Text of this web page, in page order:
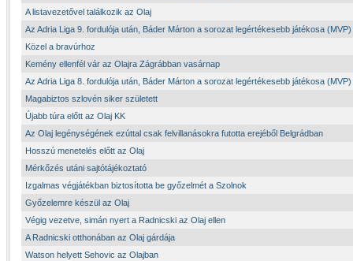
A listavezetővel találkozik az Olaj
Az Adria Liga 9. fordulója után, Báder Márton a sorozat legértékesebb játékosa (MVP)
Közel a bravúrhoz
Kemény ellenfél vár az Olajra Zágrábban vasárnap
Az Adria Liga 8. fordulója után, Báder Márton a sorozat legértékesebb játékosa (MVP)
Magabiztos szlovén siker született
Újabb túra előtt az Olaj KK
Az Olaj legénységének ezúttal csak felvillanásokra futotta erejéből Belgrádban
Hosszú menetelés előtt az Olaj
Mérkőzés utáni sajtótájékoztató
Izgalmas végjátékban biztosította be győzelmét a Szolnok
Győzelemre készül az Olaj
Végig vezetve, simán nyert a Radnicski az Olaj ellen
A Radnicski otthonában az Olaj gárdája
Watson helyett Sehovic az Olajban